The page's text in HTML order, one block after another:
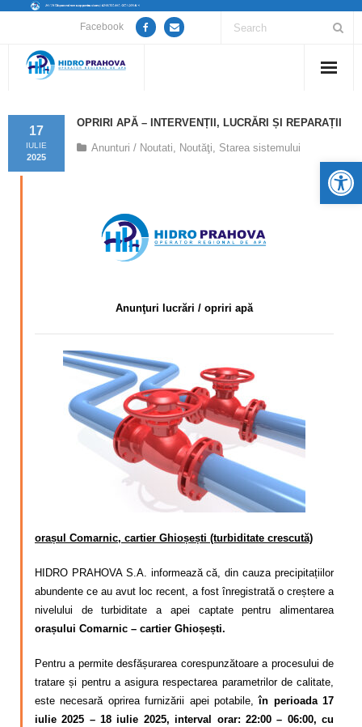
Facebook
Despre noi
Informații de interes public
Calitatea apei
Comunicare
OPRIRI APĂ – INTERVENȚII, LUCRĂRI ȘI REPARAȚII
17
IULIE
2025
Anunturi / Noutati, Noutăţi, Starea sistemului
Anunţuri lucrări / opriri apă
orașul Comarnic, cartier Ghioșești (turbiditate crescută)
HIDRO PRAHOVA S.A. informează că, din cauza precipitațiilor
abundente ce au avut loc recent, a fost înregistrată o creștere a
nivelului de turbiditate a apei captate pentru alimentarea
orașului Comarnic – cartier Ghioșești.
Pentru a permite desfășurarea corespunzătoare a procesului de
tratare și pentru a asigura respectarea parametrilor de calitate,
este necesară oprirea furnizării apei potabile,în perioada 17
iulie 2025 – 18 iulie 2025, interval orar: 22:00 – 06:00, cu